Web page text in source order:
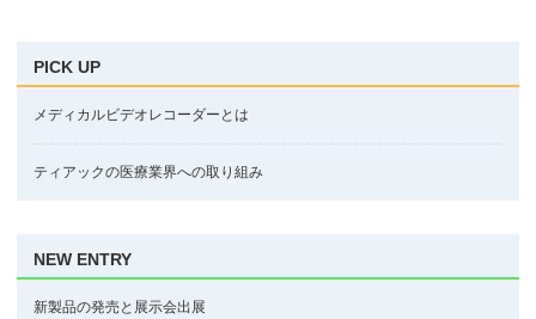
PICK UP
メディカルビデオレコーダーとは
ティアックの医療業界への取り組み
NEW ENTRY
新製品の発売と展示会出展